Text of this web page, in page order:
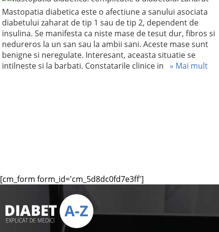
Mastopatia diabetica este o afectiune a sanului asociata
diabetului zaharat de tip 1 sau de tip 2, dependent de
insulina. Se manifesta ca niste mase de tesut dur, fibros si
nedureros la un san sau la ambii sani. Aceste mase sunt
benigne si neregulate. Interesant, aceasta situatie se
intilneste si la barbati. Constatarile clinice in » Mai mult
[cm_form form_id='cm_5d8dc0fd7e3ff']